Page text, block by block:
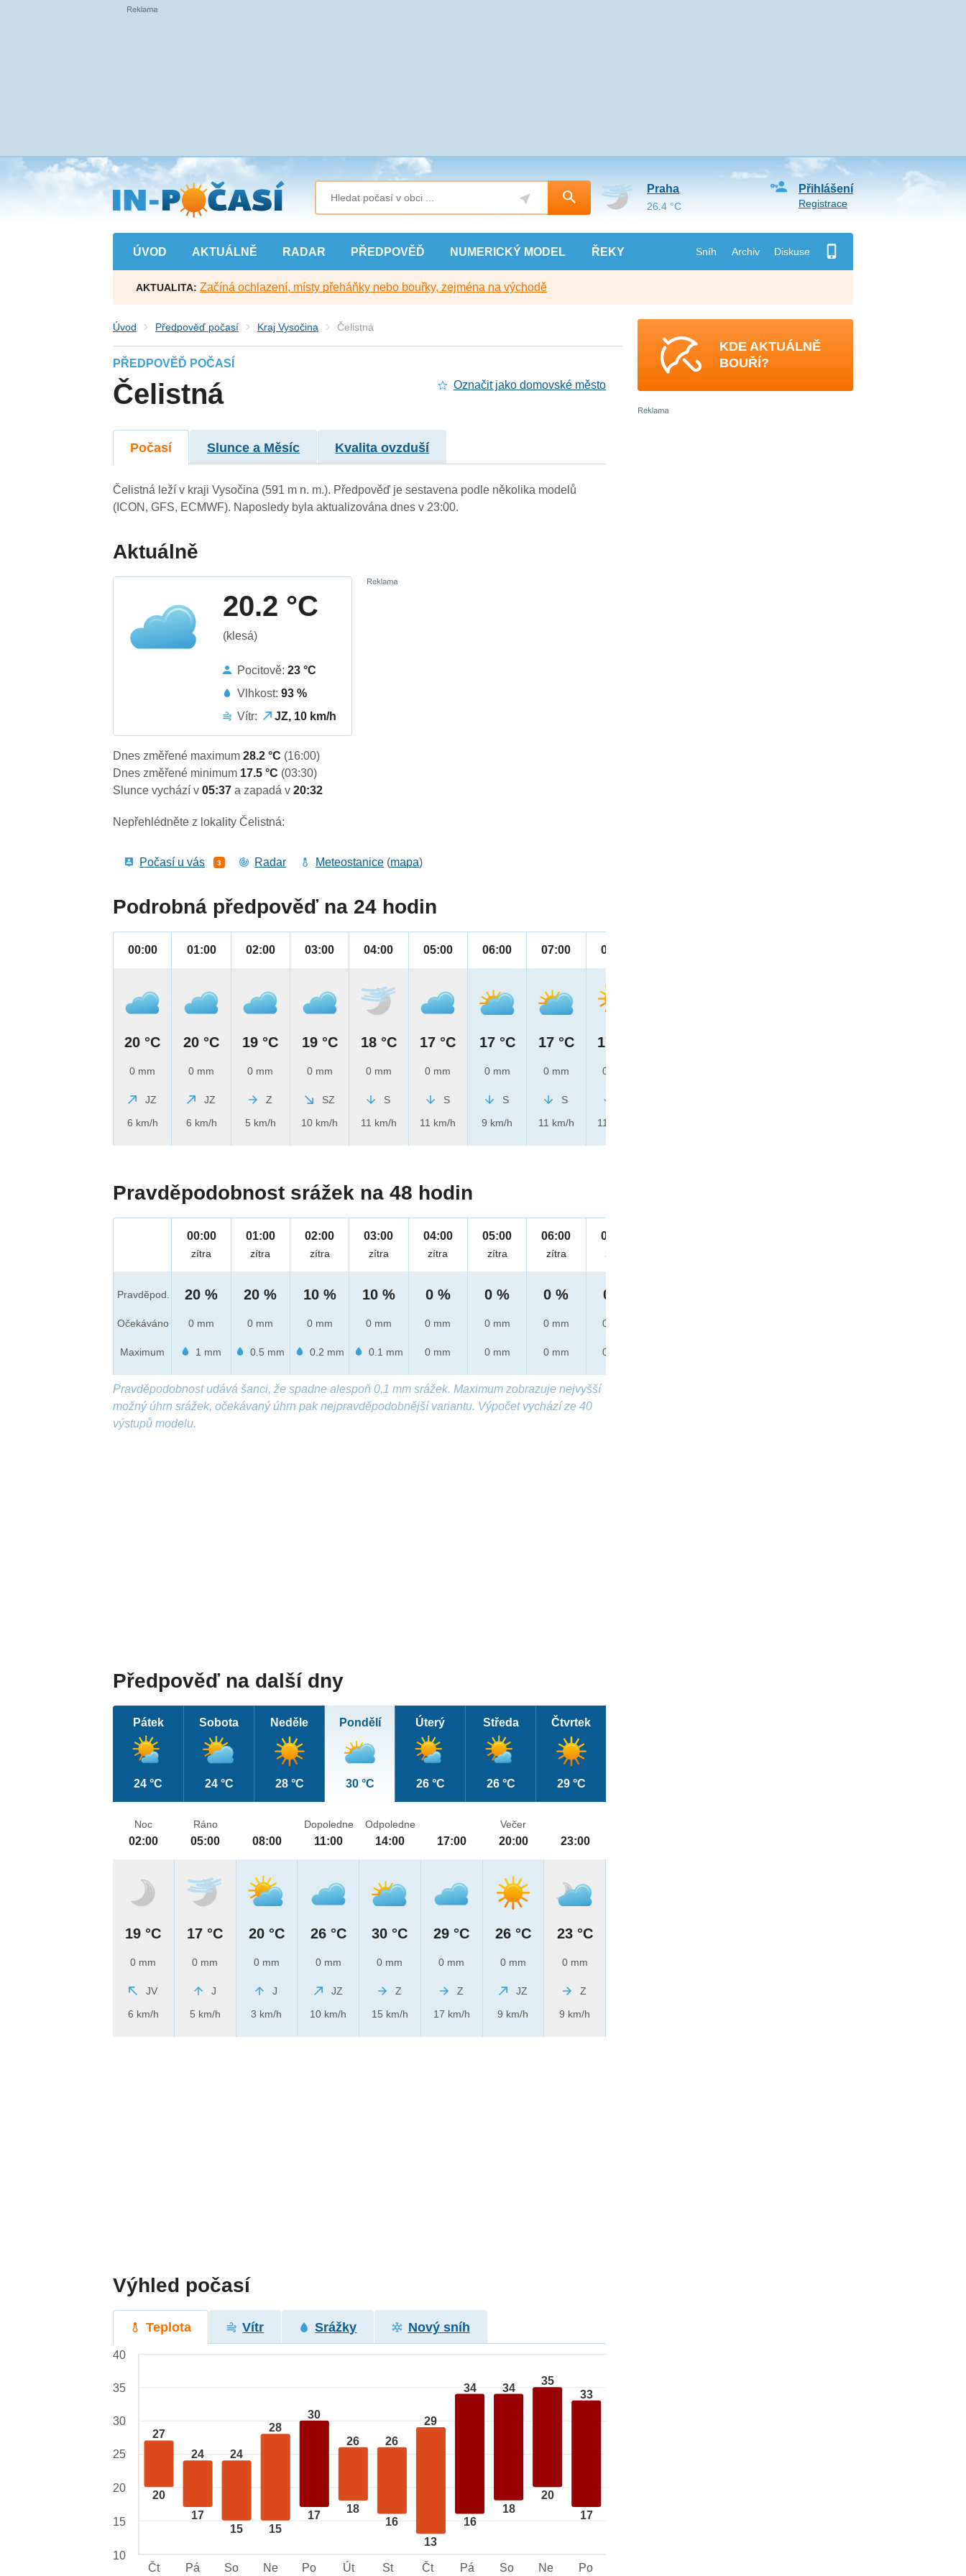
Přejít
na
hlavní
obsah
ÚVOD AKTUÁLNĚ RADAR PŘEDPOVĚĎ NUMERICKÝ MODEL ŘEKY Sníh Archiv Diskuse
Přihlášení
Registrace
Praha
26.4 °C
AKTUALITA: Začíná ochlazení, místy přeháňky nebo bouřky, zejména na východě
Úvod Předpověď počasí Kraj Vysočina Čelistná
PŘEDPOVĚĎ POČASÍ
Čelistná Označit jako domovské město
Počasí Slunce a Měsíc Kvalita ovzduší
Čelistná leží v kraji Vysočina (591 m n. m.). Předpověď je sestavena podle několika modelů
(ICON, GFS, ECMWF). Naposledy byla aktualizována dnes v 23:00.
Aktuálně
20.2 °C
(klesá)
Pocitově:23 °C
Vlhkost:93 %
Vítr:
JZ, 10 km/h
Dnes změřené maximum28.2 °C (16:00)
Dnes změřené minimum 17.5 °C (03:30)
Slunce vychází v05:37a zapadá v20:32
Nepřehlédněte z lokality Čelistná:
Počasí u vás 3 Radar Meteostanice (mapa)
Podrobná předpověď na 24 hodin
00:00
20 °C
0 mm
JZ
6 km/h
01:00
20 °C
0 mm
JZ
6 km/h
02:00
19 °C
0 mm
Z
5 km/h
03:00
19 °C
0 mm
SZ
10 km/h
04:00
18 °C
0 mm
S
11 km/h
05:00
17 °C
0 mm
S
11 km/h
06:00
17 °C
0 mm
S
9 km/h
07:00
17 °C
0 mm
S
11 km/h
08:00
17 °C
0 mm
11 km/h
Pravděpodobnost srážek na 48 hodin
Pravděpod.
Očekáváno
Maximum
00:00
zítra
20 %
0 mm
1 mm
01:00
zítra
20 %
0 mm
0.5 mm
02:00
zítra
10 %
0 mm
0.2 mm
03:00
zítra
10 %
0 mm
0.1 mm
04:00
zítra
0 %
0 mm
0 mm
05:00
zítra
0 %
0 mm
0 mm
06:00
zítra
0 %
0 mm
0 mm
07:00
zítra
0 %
0 mm
0 mm
Pravděpodobnost udává šanci, že spadne alespoň 0,1 mm srážek. Maximum zobrazuje nejvyšší
možný úhrn srážek, očekávaný úhrn pak nejpravděpodobnější variantu. Výpočet vychází ze 40
výstupů modelu.
Předpověď na další dny
Pátek
24 °C
Sobota
24 °C
Neděle
28 °C
Pondělí
30 °C
Úterý
26 °C
Středa
26 °C
Čtvrtek
29 °C
Noc
02:00
19 °C
0 mm
JV
6 km/h
Ráno
05:00
17 °C
0 mm
J
5 km/h
08:00
20 °C
0 mm
J
3 km/h
Dopoledne
11:00
26 °C
0 mm
JZ
10 km/h
Odpoledne
14:00
30 °C
0 mm
Z
15 km/h
17:00
29 °C
0 mm
Z
17 km/h
Večer
20:00
26 °C
0 mm
JZ
9 km/h
23:00
23 °C
0 mm
Z
9 km/h
Výhled počasí
Teplota Vítr Srážky Nový sníh
27
20
24
17
24
15
28
15
30
17
26
18
26
16
29
13
34
16
34
18
35
20
33
17
40
35
30
25
20
15
10
Čt
Pá So Ne Po Út St Čt Pá So Ne Po
KDE AKTUÁLNĚ
BOUŘÍ?